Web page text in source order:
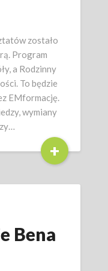
zostało
Program
a Rodzinny
To będzie
EMformację.
wymiany
+
Bena